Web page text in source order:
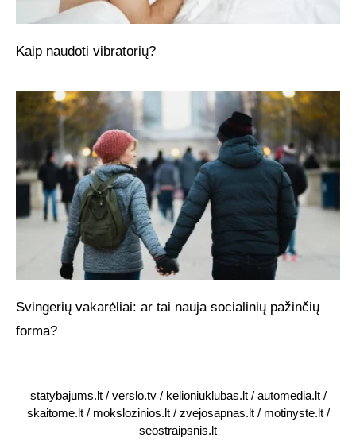
Kaip naudoti vibratorių?
Svingerių vakarėliai: ar tai nauja socialinių pažinčių
forma?
statybajums.lt/ verslo.tv/ kelioniuklubas.lt/ automedia.lt/
skaitome.lt/ mokslozinios.lt/ zvejosapnas.lt/ motinyste.lt/
seostraipsnis.lt